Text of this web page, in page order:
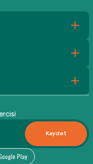
Kaydet
Play